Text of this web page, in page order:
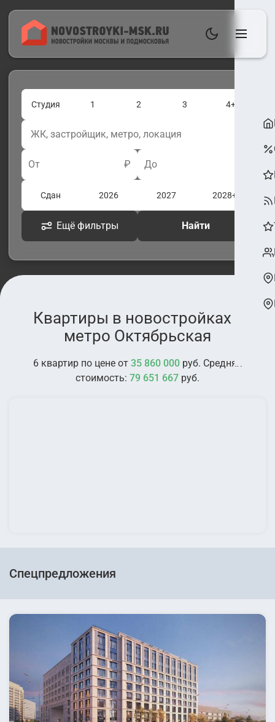
Студия 1 2 3 4+
От ₽ До
Сдан 2026 2027 2028+
Ещё фильтры Найти
Квартиры в новостройках у
метро Октябрьская
6 квартир по цене от 35 860 000руб. Средняя
стоимость: 79 651 667 руб.
Спецпредложения